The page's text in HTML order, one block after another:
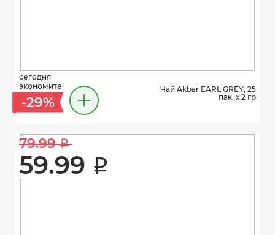
сегодня
экономите
-29%
Чай Akbar EARL GREY, 25
пак. х 2 гр
79.99 i
59.99 i